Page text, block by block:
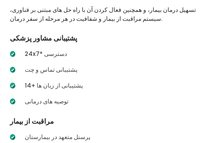
تسهیل درمان بیمار، و همچنین فعال کردن آن با راه حل های مبتنی بر فناوری،
سیستم مراقبت از بیمار و شفافیت در هر مرحله از سفر درمان.
پشتیبانی مشاور پزشکی
24x7* دسترسی
پشتیبانی تماس و چت
14+ پشتیبانی از زبان ها
توصیه های درمانی
مراقبت از بیمار
پرسنل متعهد در بیمارستان